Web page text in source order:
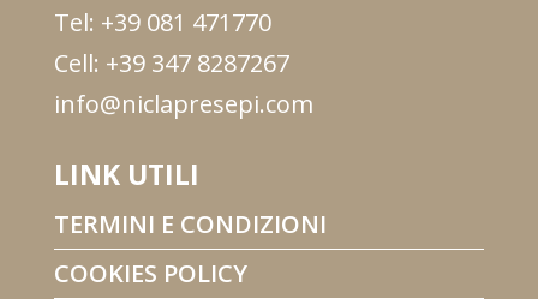
Tel: +39 081 471770
Cell: +39 347 8287267
info@niclapresepi.com
LINK UTILI
TERMINI E CONDIZIONI
COOKIES POLICY